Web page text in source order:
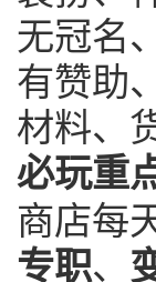
无冠名
有赞助
材料、
必玩重
商店每
专职、